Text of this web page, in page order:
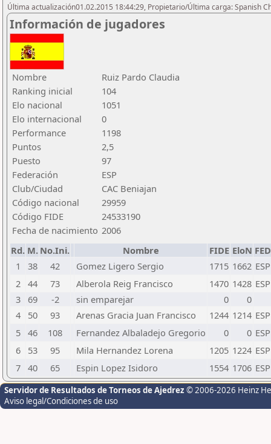
Última actualización01.02.2015 18:44:29, Propietario/Última carga: Spanish
Información de jugadores
Nombre
Ruiz Pardo Claudia
Ranking inicial
104
Elo nacional
1051
Elo internacional
0
Performance
1198
Puntos
2,5
Puesto
97
Federación
ESP
Club/Ciudad
CAC Beniajan
Código nacional
29959
Código FIDE
24533190
Fecha de nacimiento 2006
Rd. M. No.Ini. Nombre FIDE EloN FED
1
38 42 Gomez Ligero Sergio 1715 1662 ESP
2 44 73 Alberola Reig Francisco 1470 1428 ESP
3
69 -2 sin emparejar 0
0
4
50 93 Arenas Gracia Juan Francisco 1244 1214 ESP
5 46 108 Fernandez Albaladejo Gregorio 0 0 ESP
6
53 95 Mila Hernandez Lorena 1205 1224 ESP
7 40 65 Espin Lopez Isidoro 1554 1706 ESP
Servidor de Resultados de Torneos de Ajedrez © 2006-2026 Heinz
Aviso legal/Condiciones de uso